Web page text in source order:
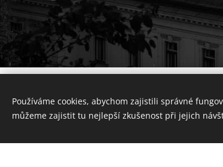
Používáme cookies, abychom zajistili správné
můžeme zajistit tu nejlepší zkušenost při jejich